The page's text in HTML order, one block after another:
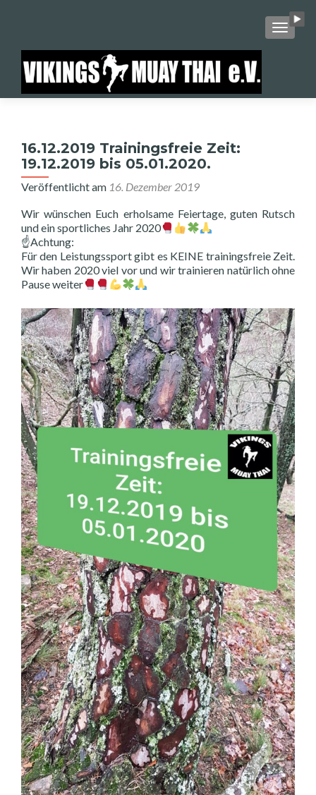
16.12.2019 Trainingsfreie Zeit:
19.12.2019 bis 05.01.2020.
Veröffentlicht am 16. Dezember 2019
Wir wünschen Euch erholsame Feiertage, guten Rutsch
und ein sportliches Jahr 2020
☝️Achtung:
Für den Leistungssport gibt es KEINE trainingsfreie Zeit.
Wir haben 2020 viel vor und wir trainieren natürlich ohne
Pause weiter